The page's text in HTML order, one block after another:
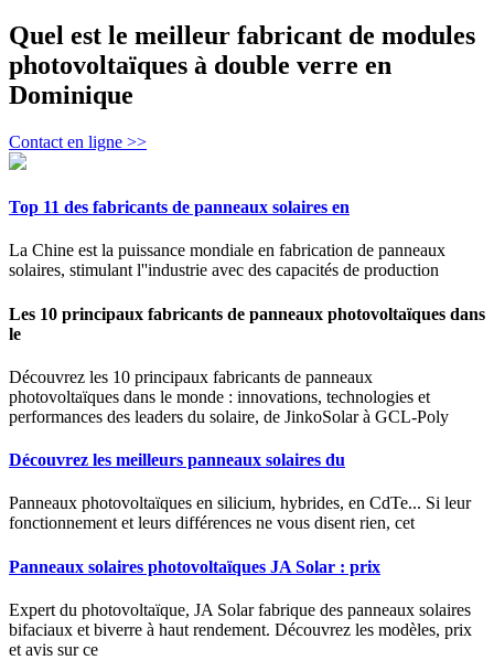
Quel est le meilleur fabricant de modules
photovoltaïques à double verre en
Dominique
Contact en ligne >>
Top 11 des fabricants de panneaux solaires en
La Chine est la puissance mondiale en fabrication de panneaux
solaires, stimulant l''industrie avec des capacités de production
Les 10 principaux fabricants de panneaux photovoltaïques dans
le
Découvrez les 10 principaux fabricants de panneaux
photovoltaïques dans le monde : innovations, technologies et
performances des leaders du solaire, de JinkoSolar à GCL-Poly
Découvrez les meilleurs panneaux solaires du
Panneaux photovoltaïques en silicium, hybrides, en CdTe... Si leur
fonctionnement et leurs différences ne vous disent rien, cet
Panneaux solaires photovoltaïques JA Solar : prix
Expert du photovoltaïque, JA Solar fabrique des panneaux solaires
bifaciaux et biverre à haut rendement. Découvrez les modèles, prix
et avis sur ce